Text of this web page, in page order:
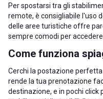
Per spostarsi tra gli
remote, è consigliabile l'uso
delle aree turistiche offre
sempre comodi per accedere
Come funziona
Cerchi la postazione
rende la tua prenotazione
destinazione, e in pochi